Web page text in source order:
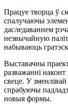
Працуе творца ў
спалучаючы
даследаваннем
незвычайную
набываюць
Выставачны
разважанні
свеце. У
спрабуючы
новыя формы.